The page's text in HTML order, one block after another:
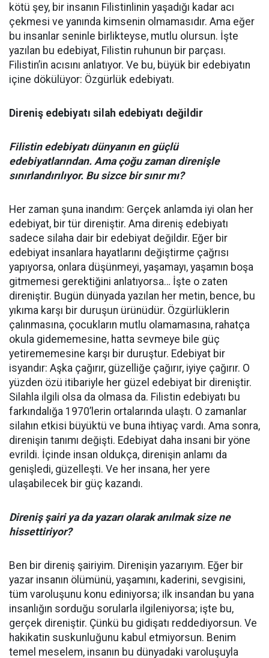
kötü şey, bir insanın Filistinlinin yaşadığı kadar acı
çekmesi ve yanında kimsenin olmamasıdır. Ama eğer
bu insanlar seninle birlikteyse, mutlu olursun. İşte
yazılan bu edebiyat, Filistin ruhunun bir parçası.
Filistin’in acısını anlatıyor. Ve bu, büyük bir edebiyatın
içine dökülüyor: Özgürlük edebiyatı.
Direniş edebiyatı silah edebiyatı değildir
Filistin edebiyatı dünyanın en güçlü
edebiyatlarından. Ama çoğu zaman direnişle
sınırlandırılıyor. Bu sizce bir sınır mı?
Her zaman şuna inandım: Gerçek anlamda iyi olan her
edebiyat, bir tür direniştir. Ama direniş edebiyatı
sadece silaha dair bir edebiyat değildir. Eğer bir
edebiyat insanlara hayatlarını değiştirme çağrısı
yapıyorsa, onlara düşünmeyi, yaşamayı, yaşamın boşa
gitmemesi gerektiğini anlatıyorsa… İşte o zaten
direniştir. Bugün dünyada yazılan her metin, bence, bu
yıkıma karşı bir duruşun ürünüdür. Özgürlüklerin
çalınmasına, çocukların mutlu olamamasına, rahatça
okula gidememesine, hatta sevmeye bile güç
yetirememesine karşı bir duruştur. Edebiyat bir
isyandır: Aşka çağırır, güzelliğe çağırır, iyiye çağırır. O
yüzden özü itibariyle her güzel edebiyat bir direniştir.
Silahla ilgili olsa da olmasa da. Filistin edebiyatı bu
farkındalığa 1970’lerin ortalarında ulaştı. O zamanlar
silahın etkisi büyüktü ve buna ihtiyaç vardı. Ama sonra,
direnişin tanımı değişti. Edebiyat daha insani bir yöne
evrildi. İçinde insan oldukça, direnişin anlamı da
genişledi, güzelleşti. Ve her insana, her yere
ulaşabilecek bir güç kazandı.
Direniş şairi ya da yazarı olarak anılmak size ne
hissettiriyor?
Ben bir direniş şairiyim. Direnişin yazarıyım. Eğer bir
yazar insanın ölümünü, yaşamını, kaderini, sevgisini,
tüm varoluşunu konu ediniyorsa; ilk insandan bu yana
insanlığın sorduğu sorularla ilgileniyorsa; işte bu,
gerçek direniştir. Çünkü bu gidişatı reddediyorsun. Ve
hakikatin suskunluğunu kabul etmiyorsun. Benim
temel meselem, insanın bu dünyadaki varoluşuyla